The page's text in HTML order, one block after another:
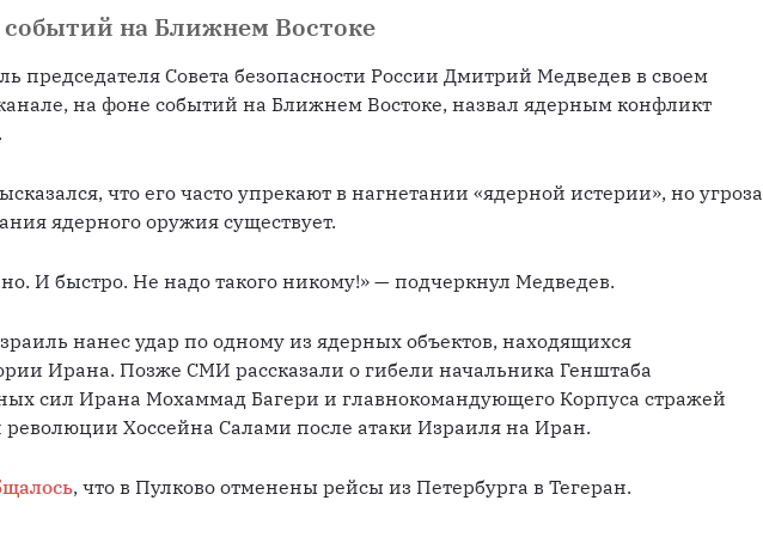
на Ближнем Востоке
председателя Совета безопасности России Дмитрий Медведев в своем
на фоне событий на Ближнем Востоке, назвал ядерным конфликт
что его часто упрекают в нагнетании «ядерной истерии», но угроза
ядерного оружия существует.
И быстро. Не надо такого никому!» — подчеркнул Медведев.
нанес удар по одному из ядерных объектов, находящихся
Ирана. Позже СМИ рассказали о гибели начальника Генштаба
сил Ирана Мохаммад Багери и главнокомандующего Корпуса стражей
революции Хоссейна Салами после атаки Израиля на Иран.
, что в Пулково отменены рейсы из Петербурга в Тегеран.